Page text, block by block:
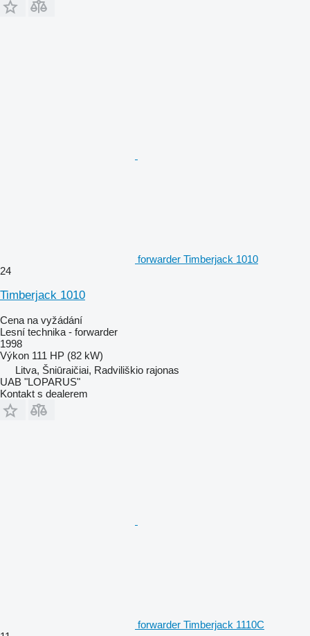
forwarder Timberjack 1010
24
Timberjack 1010
Cena na vyžádání
Lesní technika - forwarder
1998
Výkon 111 HP (82 kW)
Litva, Šniūraičiai, Radviliškio rajonas
UAB "LOPARUS"
Kontakt s dealerem
forwarder Timberjack 1110C